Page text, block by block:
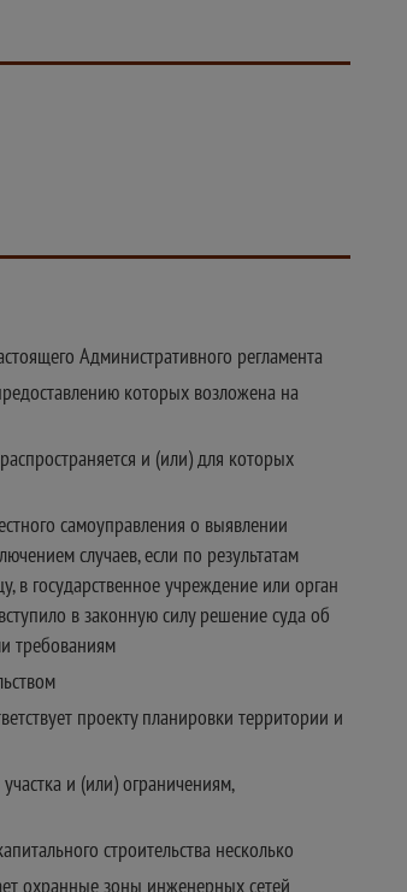
Административного регламента
которых возложена на
и (или) для которых
самоуправления о выявлении
случаев, если по результатам
в государственное учреждение или орган
в законную силу решение суда об
требованиям
проекту планировки территории и
и (или) ограничениям,
строительства несколько
охранные зоны инженерных сетей